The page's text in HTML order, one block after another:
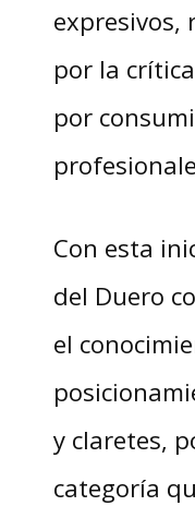
expresivos,
por la
por
Con esta
del Duero
el
y claretes,
categoría